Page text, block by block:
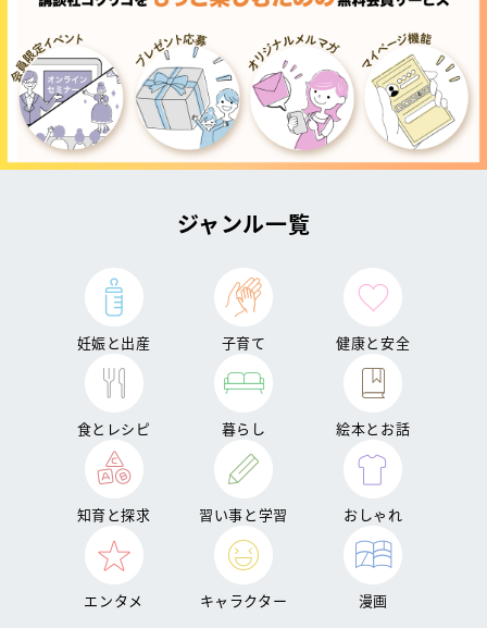
ジャンル一覧
妊娠と出産 子育て 健康と安全
食とレシピ 暮らし 絵本とお話
知育と探求 習い事と学習 おしゃれ
エンタメ キャラクター 漫画